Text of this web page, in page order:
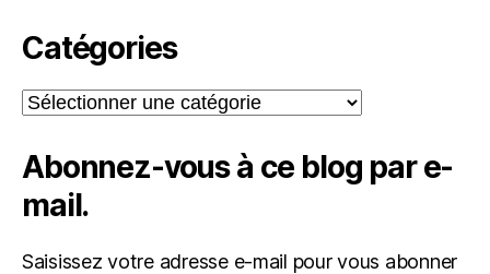
Catégories
Catégories
Abonnez-vous à ce blog par e-
mail.
Saisissez votre adresse e-mail pour vous abonner